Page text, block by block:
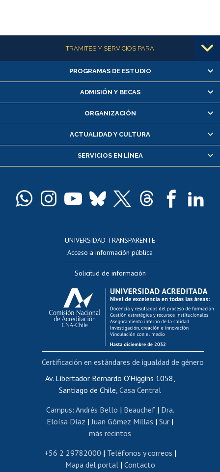
Más informaciónTRÁMITES Y SERVICIOS PARA
Alumnas/os y exalumnas/os
Matrícula en línea
Inscripción y cambio de asignaturas
Consulta y certificado de notas
Servicio médico y dental
Pago de arancel y crédito alumnos
Docentes
Evaluación docente
Calificación académica
Postulación al AUCAI
Funcionarias/os
Cursos internos de capacitación
Bienestar del personal
Portal de movilidad interna
Certificado de renta
Certificado de renta honorarios
Editar páginas blancas
Extranjeras/os
Revalidación y reconocimiento de títulos
Postulación al Programa de Movilidad Estudiantil
PROGRAMAS DE ESTUDIO
ADMISIÓN Y BECAS
ORGANIZACIÓN
ACTUALIDAD Y CULTURA
SERVICIOS EN LÍNEA
UNIVERSIDAD TRANSPARENTE
Acceso a información pública
Solicitud de información
Av. Libertador Bernardo O'Higgins 1058,
Santiago de Chile, Casa Central
Campus: Andrés Bello | Beauchef| Dra.
Eloísa Díaz |Juan Gómez Millas | Sur |
más recintos
+56 2 29782000 | Teléfonos y correos |
Mapa del portal| Contacto
Certificación en estándares de igualdad de género